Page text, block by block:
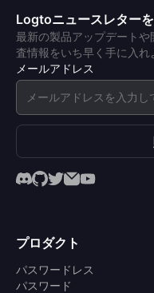
Logtoニュースレター
最新の製品アップデート
査情報をいち早く手に入れ
メールアドレス
プロダクト
パスワードレス
パスワード